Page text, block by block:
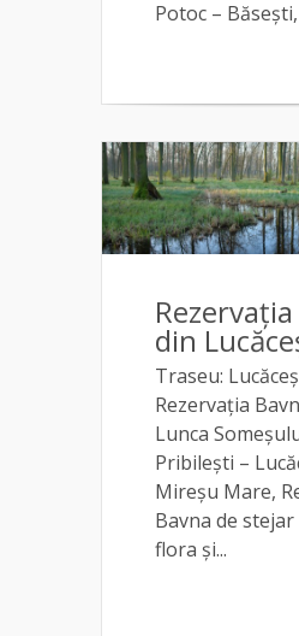
Potoc –
din
Traseu:
Rezervația
Lunca
Pribilești –
Mireșu Mare,
Bavna de
flora și...